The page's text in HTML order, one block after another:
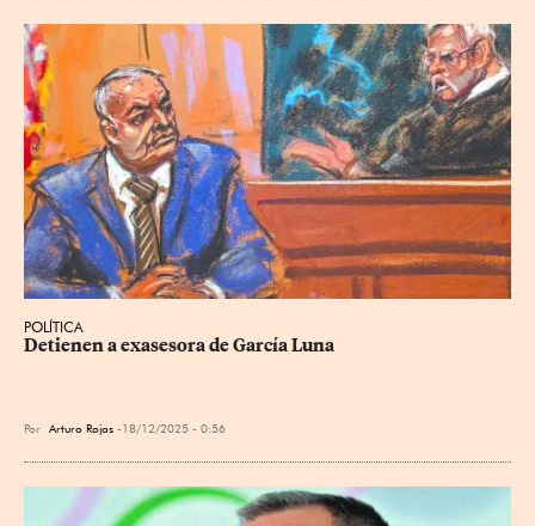
POLÍTICA
Detienen a exasesora de García Luna
Por Arturo Rojas 18/12/2025 - 0:56